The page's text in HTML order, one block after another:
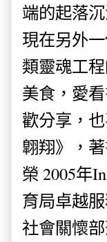
端的起落
現在另外
類靈魂工
美食，愛
歡分享，
翺翔》，
榮 2005年
育局卓越
社會關懷